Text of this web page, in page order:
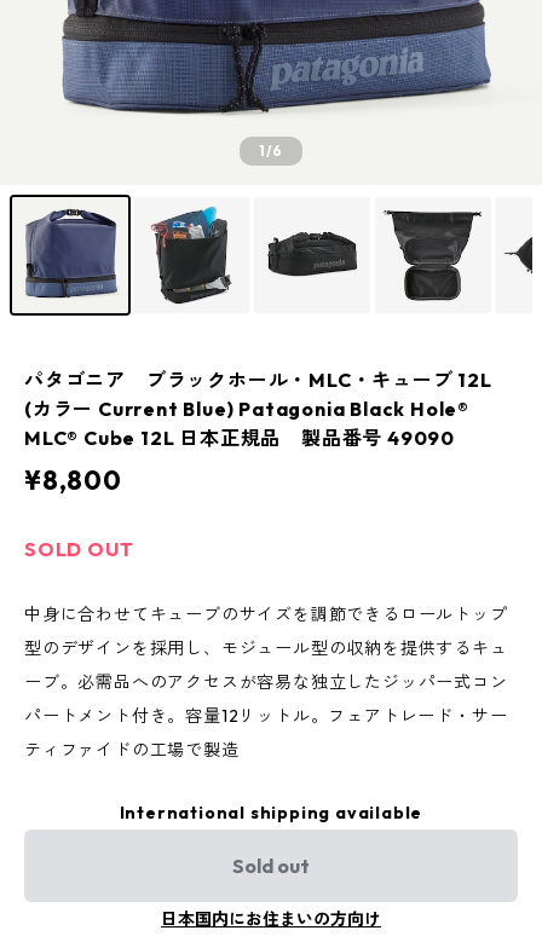
1/6
パタゴニア ブラックホール・MLC・キューブ 12L
(カラー Current Blue) Patagonia Black Hole®
MLC® Cube 12L 日本正規品 製品番号 49090
¥8,800
SOLD OUT
中身に合わせてキューブのサイズを調節できるロールトップ
型のデザインを採用し、モジュール型の収納を提供するキュ
ーブ。必需品へのアクセスが容易な独立したジッパー式コン
パートメント付き。容量12リットル。フェアトレード・サー
ティファイドの工場で製造
International shipping available
Sold out
日本国内にお住まいの方向け